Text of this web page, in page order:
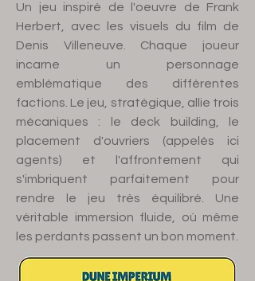
Un jeu inspiré de l'oeuvre de Frank
Herbert, avec les visuels du film de
Denis Villeneuve. Chaque joueur
incarne un personnage
emblématique des différentes
factions. Le jeu, stratégique, allie trois
mécaniques : le deck building, le
placement d'ouvriers (appelés ici
agents) et l'affrontement qui
s'imbriquent parfaitement pour
rendre le jeu très équilibré. Une
véritable immersion fluide, où même
les perdants passent un bon moment.